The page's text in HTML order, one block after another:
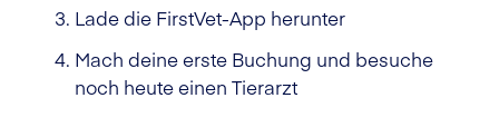
Lade die FirstVet-App herunter
Mach deine erste Buchung und besuche
noch heute einen Tierarzt